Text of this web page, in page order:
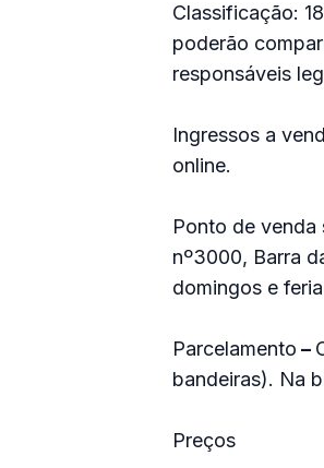
Classificação:
poderão
responsáveis
Ingressos a
online.
Ponto de venda
nº3000, Barra
domingos e
Parcelamento –
bandeiras). Na
Preços